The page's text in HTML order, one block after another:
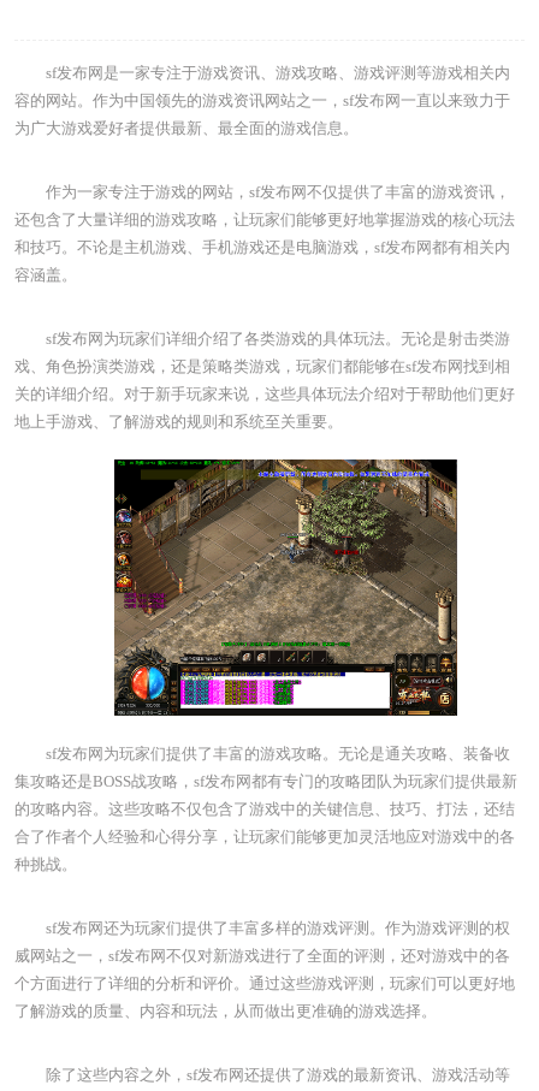
sf发布网是一家专注于游戏资讯、游戏攻略、游戏评测等游戏相关内
容的网站。作为中国领先的游戏资讯网站之一，sf发布网一直以来致力于
为广大游戏爱好者提供最新、最全面的游戏信息。
作为一家专注于游戏的网站，sf发布网不仅提供了丰富的游戏资讯，
还包含了大量详细的游戏攻略，让玩家们能够更好地掌握游戏的核心玩法
和技巧。不论是主机游戏、手机游戏还是电脑游戏，sf发布网都有相关内
容涵盖。
sf发布网为玩家们详细介绍了各类游戏的具体玩法。无论是射击类游
戏、角色扮演类游戏，还是策略类游戏，玩家们都能够在sf发布网找到相
关的详细介绍。对于新手玩家来说，这些具体玩法介绍对于帮助他们更好
地上手游戏、了解游戏的规则和系统至关重要。
sf发布网为玩家们提供了丰富的游戏攻略。无论是通关攻略、装备收
集攻略还是BOSS战攻略，sf发布网都有专门的攻略团队为玩家们提供最新
的攻略内容。这些攻略不仅包含了游戏中的关键信息、技巧、打法，还结
合了作者个人经验和心得分享，让玩家们能够更加灵活地应对游戏中的各
种挑战。
sf发布网还为玩家们提供了丰富多样的游戏评测。作为游戏评测的权
威网站之一，sf发布网不仅对新游戏进行了全面的评测，还对游戏中的各
个方面进行了详细的分析和评价。通过这些游戏评测，玩家们可以更好地
了解游戏的质量、内容和玩法，从而做出更准确的游戏选择。
除了这些内容之外，sf发布网还提供了游戏的最新资讯、游戏活动等